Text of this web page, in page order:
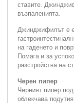
ставите.
възпаленията.
Джинджифилът е
на гаденето и
Помага и за
разстройства на
Черен пипер
Черният пипер
облекчава